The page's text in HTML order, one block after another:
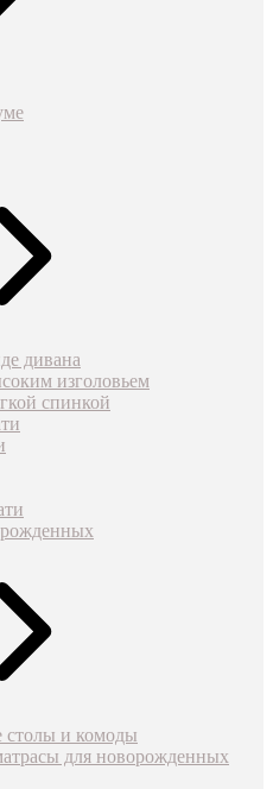
дивана
изголовьем
спинкой
столы и комоды
для новорожденных